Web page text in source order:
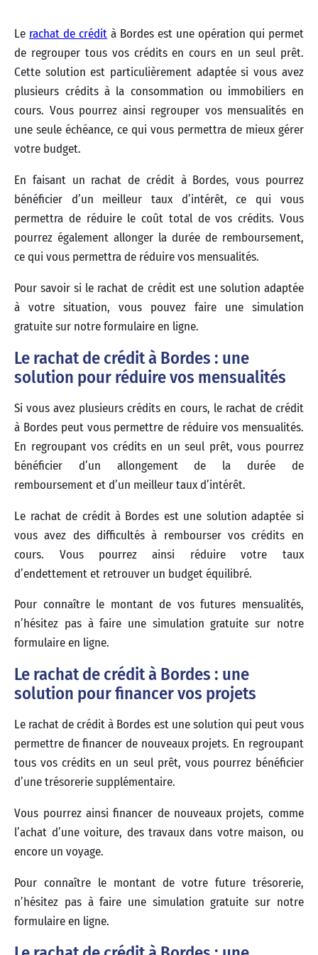
Le rachat de crédit à Bordes est une opération qui permet
de regrouper tous vos crédits en cours en un seul prêt.
Cette solution est particulièrement adaptée si vous avez
plusieurs crédits à la consommation ou immobiliers en
cours. Vous pourrez ainsi regrouper vos mensualités en
une seule échéance, ce qui vous permettra de mieux gérer
votre budget.
En faisant un rachat de crédit à Bordes, vous pourrez
bénéficier d’un meilleur taux d’intérêt, ce qui vous
permettra de réduire le coût total de vos crédits. Vous
pourrez également allonger la durée de remboursement,
ce qui vous permettra de réduire vos mensualités.
Pour savoir si le rachat de crédit est une solution adaptée
à votre situation, vous pouvez faire une simulation
gratuite sur notre formulaire en ligne.
Le rachat de crédit à Bordes : une
solution pour réduire vos mensualités
Si vous avez plusieurs crédits en cours, le rachat de crédit
à Bordes peut vous permettre de réduire vos mensualités.
En regroupant vos crédits en un seul prêt, vous pourrez
bénéficier d’un allongement de la durée de
remboursement et d’un meilleur taux d’intérêt.
Le rachat de crédit à Bordes est une solution adaptée si
vous avez des difficultés à rembourser vos crédits en
cours. Vous pourrez ainsi réduire votre taux
d’endettement et retrouver un budget équilibré.
Pour connaître le montant de vos futures mensualités,
n’hésitez pas à faire une simulation gratuite sur notre
formulaire en ligne.
Le rachat de crédit à Bordes : une
solution pour financer vos projets
Le rachat de crédit à Bordes est une solution qui peut vous
permettre de financer de nouveaux projets. En regroupant
tous vos crédits en un seul prêt, vous pourrez bénéficier
d’une trésorerie supplémentaire.
Vous pourrez ainsi financer de nouveaux projets, comme
l’achat d’une voiture, des travaux dans votre maison, ou
encore un voyage.
Pour connaître le montant de votre future trésorerie,
n’hésitez pas à faire une simulation gratuite sur notre
formulaire en ligne.